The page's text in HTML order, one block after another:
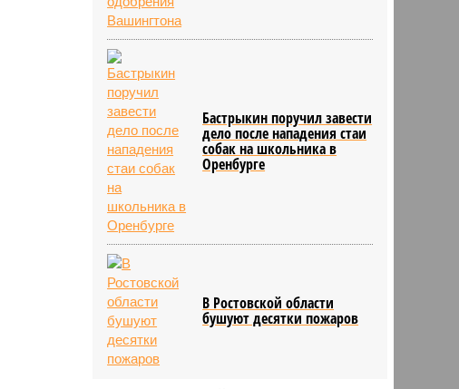
Бастрыкин поручил завести
дело после нападения стаи
собак на школьника в
Оренбурге
В Ростовской области
бушуют десятки пожаров